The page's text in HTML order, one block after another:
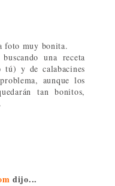
foto muy bonita.
una receta
y de calabacines
aunque los
tan bonitos,
dijo...